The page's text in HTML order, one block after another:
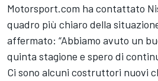
Motorsport.com ha contattato
quadro più chiaro della
affermato: “Abbiamo avuto un
quinta stagione e spero di
Ci sono alcuni costruttori nuovi